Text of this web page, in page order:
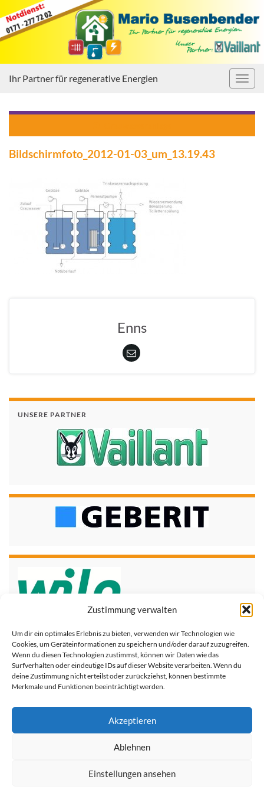
Zustimmung verwalten
Um dir ein optimales Erlebnis zu bieten, verwenden wir Technologien wie
Cookies, um Geräteinformationen zu speichern und/oder darauf zuzugreifen.
Wenn du diesen Technologien zustimmst, können wir Daten wie das
Surfverhalten oder eindeutige IDs auf dieser Website verarbeiten. Wenn du
deine Zustimmung nicht erteilst oder zurückziehst, können bestimmte
Merkmale und Funktionen beeinträchtigt werden.
Akzeptieren
Ablehnen
Einstellungen ansehen
Ihr Partner für regenerative Energien
Bildschirmfoto_2012-01-03_um_13.19.43
Enns
UNSERE PARTNER
Kontakt Impressum